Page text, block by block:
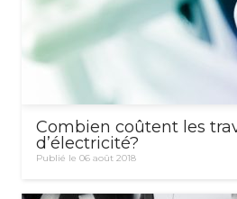
Combien coûtent les
d’électricité?
Publié le 06 août 2018